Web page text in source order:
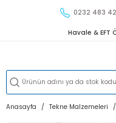
0232 483 42
Havale & EFT
Anasayfa Tekne Malzemeleri